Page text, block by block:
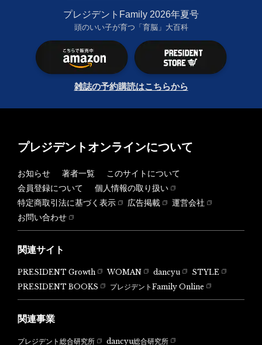
プレジデントFamily 2026年夏号
頭のいい子が育つ「育脳」大百科
雑誌の予約購読はこちらから
プレジデントオンラインについて
お知らせ 著者一覧
このサイトについて
会員登録について
個人情報の取り扱い
特定商取引法に基づく表示
広告掲載
運営会社
お問い合わせ
関連サイト
PRESIDENT Growth WOMAN dancyu
STYLE
PRESIDENT BOOKS
プレジデントFamily Online
関連事業
プレジデント総合研究所 dancyu総合研究所